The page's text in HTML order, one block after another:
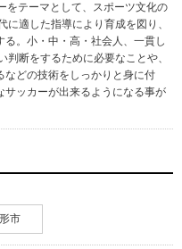
をテーマとして、スポーツ文化の
適した指導により育成を図り、
。小・中・高・社会人、一貫し
断をするために必要なことや、
などの技術をしっかりと身に付
サッカーが出来るようになる事が
市